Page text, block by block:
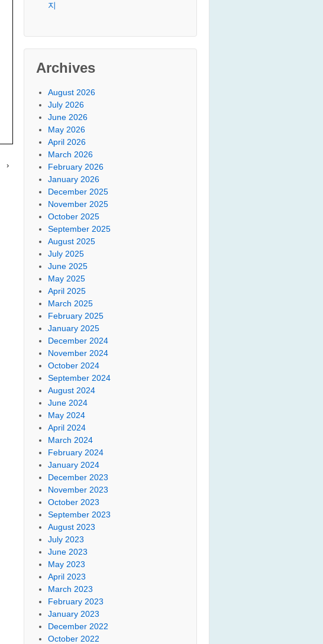
›
지
Archives
August 2026
July 2026
June 2026
May 2026
April 2026
March 2026
February 2026
January 2026
December 2025
November 2025
October 2025
September 2025
August 2025
July 2025
June 2025
May 2025
April 2025
March 2025
February 2025
January 2025
December 2024
November 2024
October 2024
September 2024
August 2024
June 2024
May 2024
April 2024
March 2024
February 2024
January 2024
December 2023
November 2023
October 2023
September 2023
August 2023
July 2023
June 2023
May 2023
April 2023
March 2023
February 2023
January 2023
December 2022
October 2022